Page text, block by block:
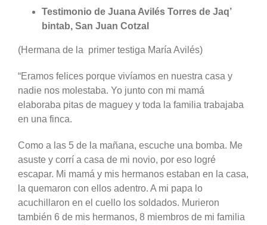
Testimonio de Juana Avilés Torres de Jaq’
bintab, San Juan Cotzal
(Hermana de la primer testiga María Avilés)
“Eramos felices porque vivíamos en nuestra casa y
nadie nos molestaba. Yo junto con mi mamá
elaboraba pitas de maguey y toda la familia trabajaba
en una finca.
Como a las 5 de la mañana, escuche una bomba. Me
asuste y corrí a casa de mi novio, por eso logré
escapar. Mi mamá y mis hermanos estaban en la casa,
la quemaron con ellos adentro. A mi papa lo
acuchillaron en el cuello los soldados. Murieron
también 6 de mis hermanos, 8 miembros de mi familia